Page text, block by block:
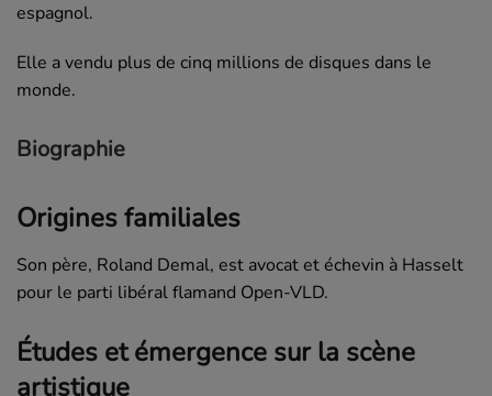
espagnol.
Elle a vendu plus de cinq millions de disques dans le
monde.
Biographie
Origines familiales
Son père, Roland Demal, est avocat et échevin à Hasselt
pour le parti libéral flamand Open-VLD.
Études et émergence sur la scène
artistique